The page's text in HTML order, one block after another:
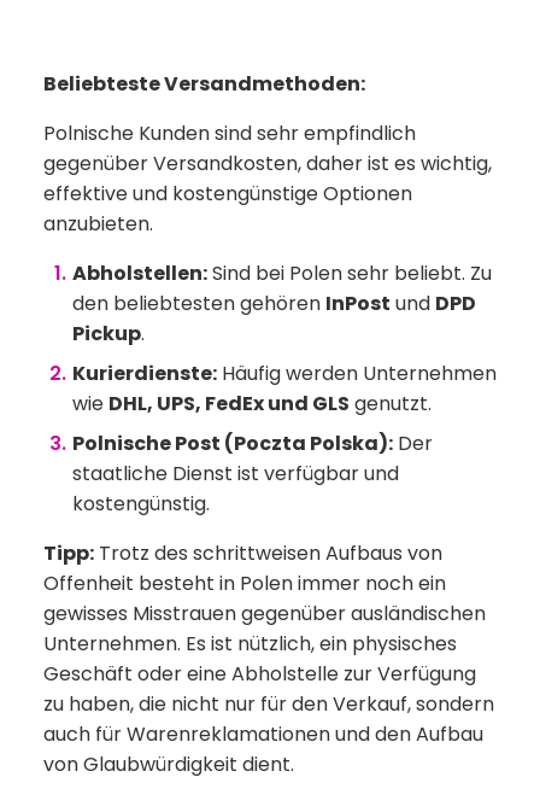
Beliebteste Versandmethoden:
Polnische Kunden sind sehr empfindlich
gegenüber Versandkosten, daher ist es wichtig,
effektive und kostengünstige Optionen
anzubieten.
Abholstellen:Sind bei Polen sehr beliebt. Zu
den beliebtesten gehören InPost und DPD
Pickup.
Kurierdienste:Häufig werden Unternehmen
wie DHL, UPS, FedEx und GLS genutzt.
Polnische Post (Poczta Polska):Der
staatliche Dienst ist verfügbar und
kostengünstig.
Tipp: Trotz des schrittweisen Aufbaus von
Offenheit besteht in Polen immer noch ein
gewisses Misstrauen gegenüber ausländischen
Unternehmen. Es ist nützlich, ein physisches
Geschäft oder eine Abholstelle zur Verfügung
zu haben, die nicht nur für den Verkauf, sondern
auch für Warenreklamationen und den Aufbau
von Glaubwürdigkeit dient.